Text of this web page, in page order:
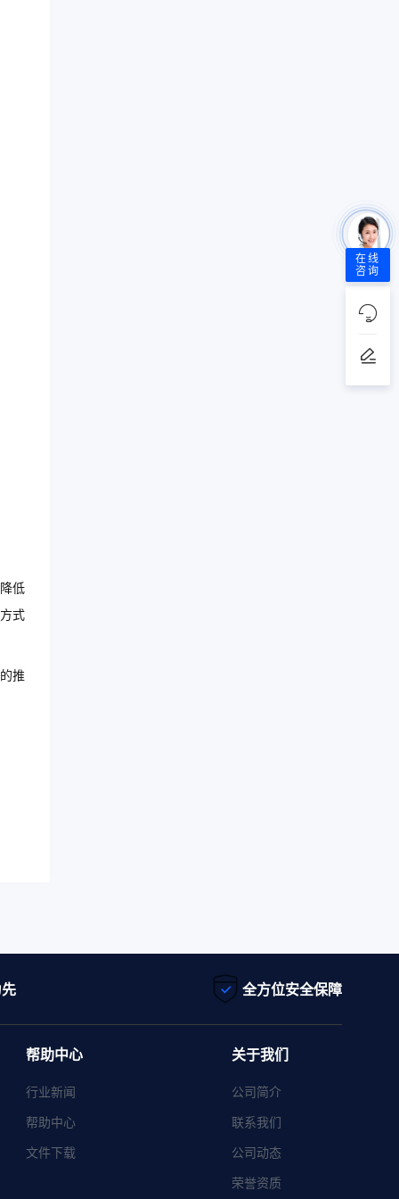
低
式
推
全方位安全保障
帮助中心
行业新闻
帮助中心
文件下载
关于我们
公司简介
联系我们
公司动态
荣誉资质
在线
咨询